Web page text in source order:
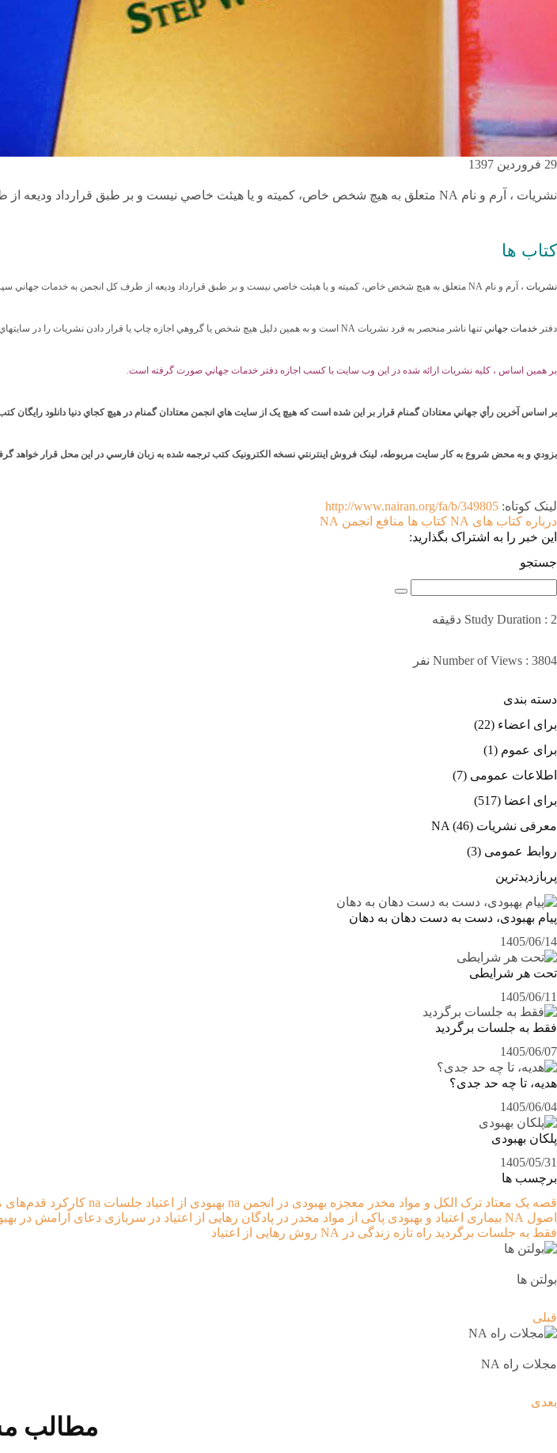
29 فروردین 1397
نشريات ، آرم و نام NA متعلق به هيچ شخص خاص، کميته و يا هيئت خاصي نيست و بر طبق قرارداد وديعه از طرف کل انجمن به خدمات جهاني سپرده شده تا از آن محافظت نمايد.
کتاب ها
نشريات ، آرم و نام NA متعلق به هيچ شخص خاص، کميته و يا هيئت خاصي نيست و بر طبق قرارداد وديعه از طرف کل انجمن به خدمات جهاني
دفتر خدمات جھاني تنھا ناشر منحصر به فرد نشريات NA است و به ھمين دليل ھيچ شخص يا گروھي اجازه چاپ يا قرار دادن نشريات را در سايتھاي
بر همين اساس ، کليه نشريات ارائه شده در اين وب سايت با کسب اجازه دفتر خدمات جهاني صورت گرفته است.
بر اساس آخرين رأي جهاني معتادان گمنام قرار بر اين شده است که هيچ يک از سايت هاي انجمن معتادان گمنام در هيچ کجاي دنيا دانلود رايگان
بزودي و به محض شروع به کار سايت مربوطه، لينک فروش اينترنتي نسخه الکترونيک کتب ترجمه شده به زبان فارسي در اين محل قرار خواهد
لینک کوتاه: http://www.nairan.org/fa/b/349805
درباره کتاب های NA
کتاب ها منافع انجمن NA
این خبر را به اشتراک بگذارید:
جستجو
Study Duration : 2 دقیقه
Number of Views : 3804 نفر
دسته بندی
برای اعضاء (22)
برای عموم (1)
اطلاعات عمومی (7)
برای اعضا (517)
معرفی نشریات NA (46)
روابط عمومی (3)
پربازدیدترین
پیام بهبودی، دست به دست دهان به دهان
1405/06/14
تحت هر شرایطی
1405/06/11
فقط به جلسات برگردید
1405/06/07
هدیه، تا چه حد جدی؟
1405/06/04
پلکان بهبودی
1405/05/31
برچسب ها
قصه یک معتاد ترک الکل و مواد مخدر معجزه بهبودی در انجمن na بهبودی از اعتیاد جلسات na کارکرد قدم‌های
اصول NA
بیماری اعتیاد و بهبودی پاکی از مواد مخدر در پادگان رهایی از اعتیاد در سربازی دعای آرامش در
فقط به جلسات برگردید راه تازه زندگی در NA روش رهایی از اعتیاد
بولتن ها
قبلی
مجلات راه NA
بعدی
مطالب